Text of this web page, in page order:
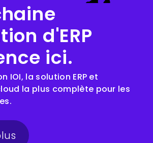
d'ERP
ici.
IOI, la solution ERP et
la plus complète pour les